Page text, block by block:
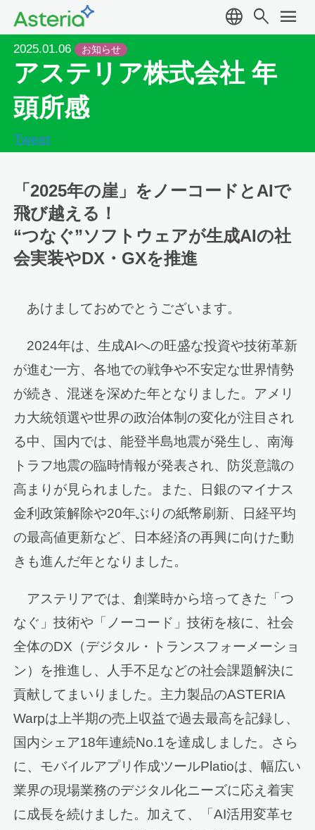
language search menu
2025.01.06 お知らせ
アステリア株式会社 年
頭所感
Tweet
「2025年の崖」をノーコードとAIで
飛び越える！
“つなぐ”ソフトウェアが生成AIの社
会実装やDX・GXを推進
あけましておめでとうございます。
2024年は、生成AIへの旺盛な投資や技術革新
が進む一方、各地での戦争や不安定な世界情勢
が続き、混迷を深めた年となりました。アメリ
カ大統領選や世界の政治体制の変化が注目され
る中、国内では、能登半島地震が発生し、南海
トラフ地震の臨時情報が発表され、防災意識の
高まりが見られました。また、日銀のマイナス
金利政策解除や20年ぶりの紙幣刷新、日経平均
の最高値更新など、日本経済の再興に向けた動
きも進んだ年となりました。
アステリアでは、創業時から培ってきた「つ
なぐ」技術や「ノーコード」技術を核に、社会
全体のDX（デジタル・トランスフォーメーショ
ン）を推進し、人手不足などの社会課題解決に
貢献してまいりました。主力製品のASTERIA
Warpは上半期の売上収益で過去最高を記録し、
国内シェア18年連続No.1を達成しました。さら
に、モバイルアプリ作成ツールPlatioは、幅広い
業界の現場業務のデジタル化ニーズに応え着実
に成長を続けました。加えて、「AI活用変革セ